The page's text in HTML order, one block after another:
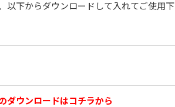
以下からダウンロードして入れてご使用下
ダウンロードはコチラから